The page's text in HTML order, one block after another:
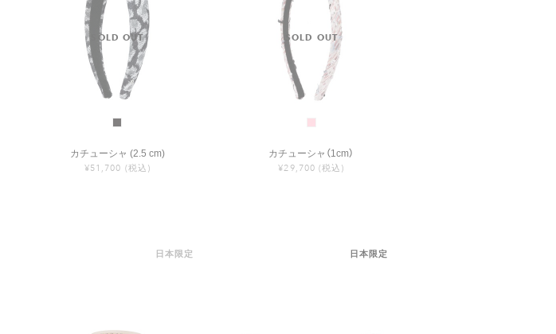
カチューシャ (2.5 cm)
¥51,700 (税込)
カチューシャ（1cm）
¥29,700 (税込)
日本限定 日本限定